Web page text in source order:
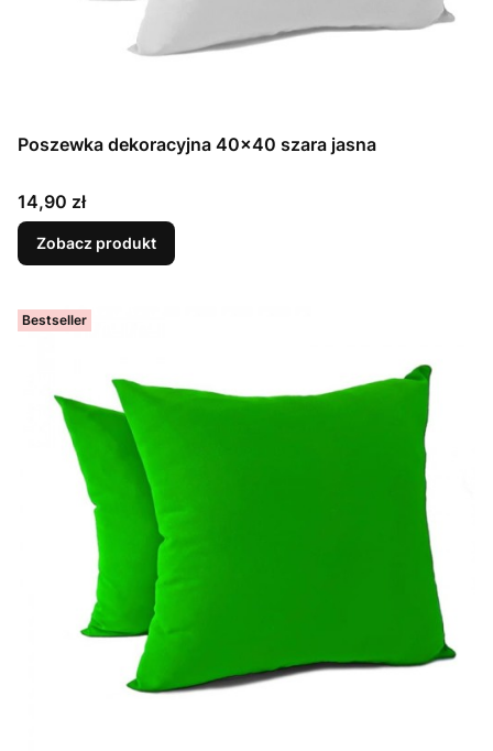
Poszewka dekoracyjna 40x40 szara jasna
Cena
14,90 zł
Zobacz produkt
Bestseller